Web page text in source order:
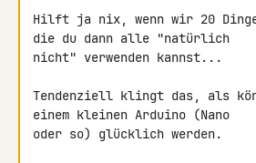
Hilft ja nix, wenn wir 20
die du dann alle "natürlich
nicht" verwenden kannst...
Tendenziell klingt das, als
einem kleinen Arduino (Nano
oder so) glücklich werden.